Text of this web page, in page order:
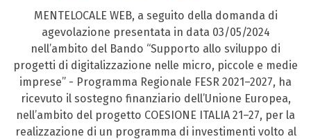
MENTELOCALE WEB, a seguito della domanda di
agevolazione presentata in data 03/05/2024
nell’ambito del Bando “Supporto allo sviluppo di
progetti di digitalizzazione nelle micro, piccole e medie
imprese” - Programma Regionale FESR 2021–2027, ha
ricevuto il sostegno finanziario dell’Unione Europea,
nell’ambito del progetto COESIONE ITALIA 21–27, per la
realizzazione di un programma di investimenti volto al